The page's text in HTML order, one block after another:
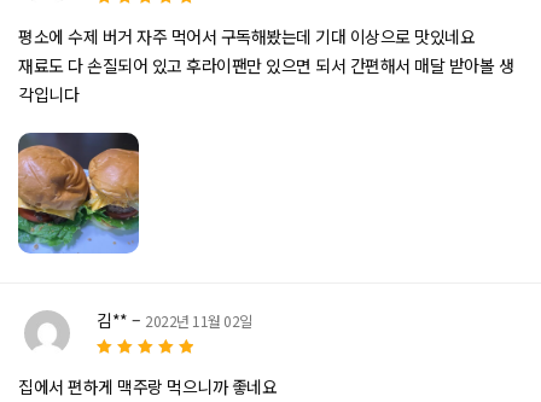
5 중에서5 로
평가됨
평소에 수제 버거 자주 먹어서 구독해봤는데 기대 이상으로 맛있네요
재료도 다 손질되어 있고 후라이팬만 있으면 되서 간편해서 매달 받아볼 생
각입니다
5 중에서 5 로
평가됨
김** – 2022년 11월 02일
집에서 편하게 맥주랑 먹으니까 좋네요